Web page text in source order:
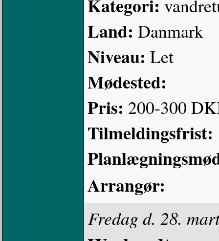
Kategori:
Land: Danmark
Niveau: Let
Mødested:
Pris: 200-300
Tilmeldingsfrist:
Arrangør:
Fredag d. 28.